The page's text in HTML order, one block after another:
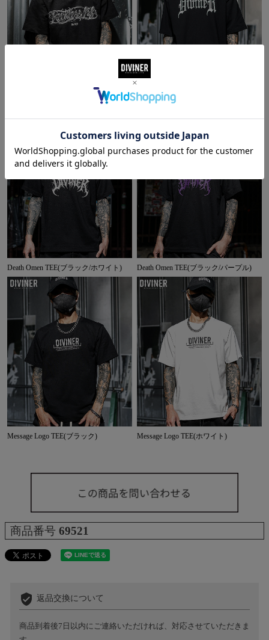
Unfading Big TEE
Death Omen TEE(ブラック/ホワイト) Death Omen TEE(ブラック/パープル)
Message Logo TEE(ブラック) Message Logo TEE(ホワイト)
商品番号 69521
verified_user 返品交換について
商品到着後7日以内にご連絡いただければ、対応させていただきま